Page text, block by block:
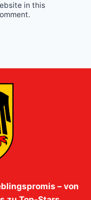
in this
– von